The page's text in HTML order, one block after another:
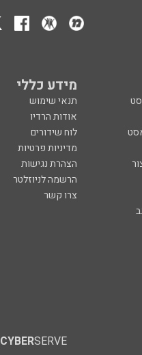
מידע כללי
תנאי שימוש
אודות הרדיו
לוח שידורים
מדיניות פרטיות
הצהרת נגישות
הרשמה לניוזלטר
צרו קשר
CYBERSERVE